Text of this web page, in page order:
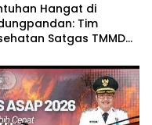
Hangat di
Tim
Satgas TMMD
Batas, Menjaga
Warga